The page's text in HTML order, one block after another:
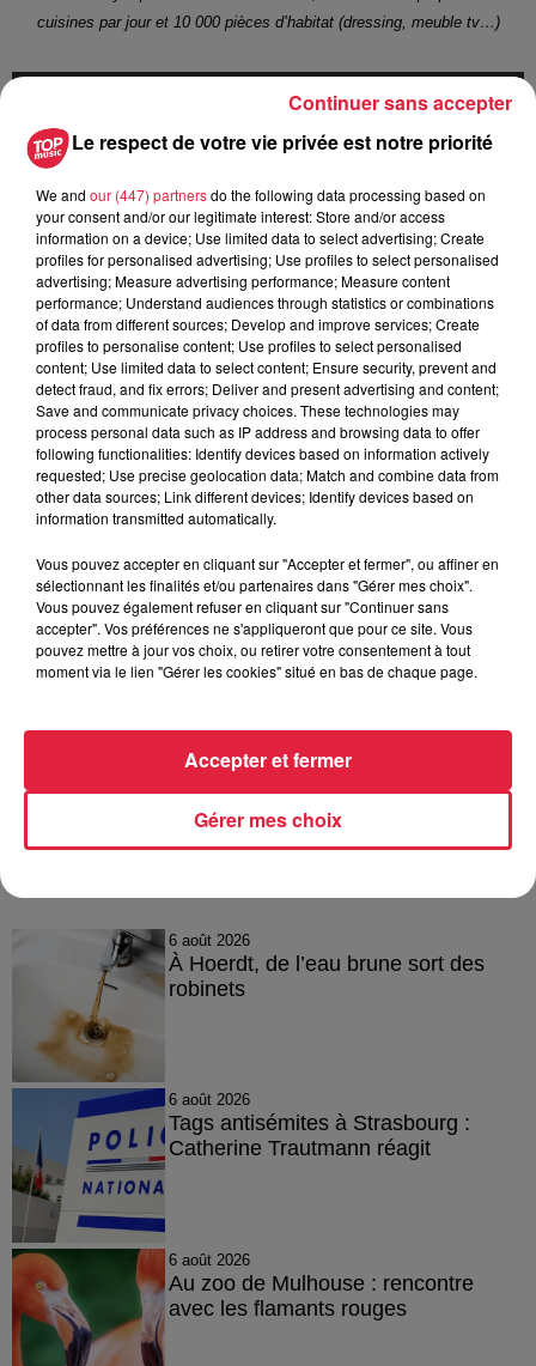
cuisines par jour et 10 000 pièces d’habitat (dressing, meuble tv…)
Publié : 22 mai 2026 à 6h00 - Modifié : 3 juin 2026 à 8h31
Céline Rinckel-Rédactrice en chef des
supports digitaux
Amoureuse de l’Alsace et de ses traditions,
Céline Rinckel est devenue journaliste
région. Après des études en
communication et en journalisme, en
France et en Irlande, Céline a intégré Top
Music en 2008. En-dehors de ses
6 août 2026
À Hoerdt, de l’eau brune sort des
robinets
6 août 2026
Tags antisémites à Strasbourg :
Catherine Trautmann réagit
6 août 2026
Au zoo de Mulhouse : rencontre
avec les flamants rouges
Le respect de votre vie privée est notre priorité
We and our (447) partnersdo the following data processing based on
your consent and/or our legitimate interest: Store and/or access
information on a device; Use limited data to select advertising; Create
profiles for personalised advertising; Use profiles to select personalised
advertising; Measure advertising performance; Measure content
performance; Understand audiences through statistics or combinations
of data from different sources; Develop and improve services; Create
profiles to personalise content; Use profiles to select personalised
content; Use limited data to select content; Ensure security, prevent and
detect fraud, and fix errors; Deliver and present advertising and content;
Save and communicate privacy choices. These technologies may
process personal data such as IP address and browsing data to offer
following functionalities: Identify devices based on information actively
requested; Use precise geolocation data; Match and combine data from
other data sources; Link different devices; Identify devices based on
information transmitted automatically.
Vous pouvez accepter en cliquant sur "Accepter et fermer", ou affiner en
sélectionnant les finalités et/ou partenaires dans "Gérer mes choix".
Vous pouvez également refuser en cliquant sur "Continuer sans
accepter". Vos préférences ne s'appliqueront que pour ce site. Vous
pouvez mettre à jour vos choix, ou retirer votre consentement à tout
moment via le lien "Gérer les cookies" situé en bas de chaque page.
Gérer mes choix
Accepter et fermer
Continuer sans accepter